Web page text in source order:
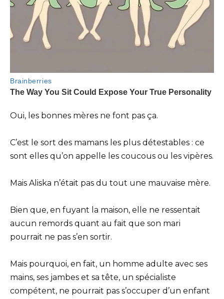
Oui, les bonnes mères ne font pas ça.
C’est le sort des mamans les plus détestables : ce
sont elles qu’on appelle les coucous ou les vipères.
Mais Aliska n’était pas du tout une mauvaise mère.
Bien que, en fuyant la maison, elle ne ressentait
aucun remords quant au fait que son mari
pourrait ne pas s’en sortir.
Mais pourquoi, en fait, un homme adulte avec ses
mains, ses jambes et sa tête, un spécialiste
compétent, ne pourrait pas s’occuper d’un enfant